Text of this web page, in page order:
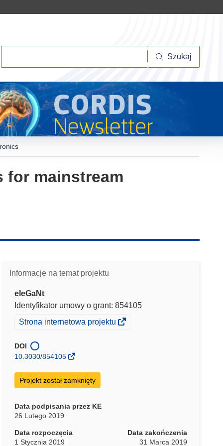
Szukaj
for mainstream
Informacje na temat projektu
eleGaNt
Identyfikator umowy o grant: 854105
(odnośnik
w
nowym
Strona internetowa projektu
DOI
10.3030/854105
Projekt został zamknięty
Data podpisania przez KE
26 Lutego 2019
Data rozpoczęcia
1 Stycznia 2019
Data zakończenia
31 Marca 2019